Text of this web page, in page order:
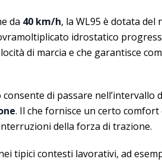
da 40 km/h, la WL95 è dotata del
idrostatico
di marcia e che garantisce
consente di passare nell’intervallo
. Il che fornisce un certo
della forza di trazione.
tipici contesti lavorativi, ad